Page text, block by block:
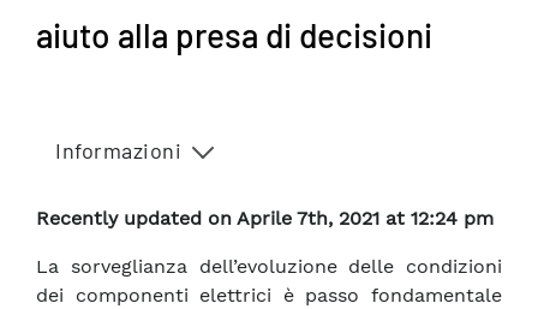
aiuto alla presa di decisioni
Informazioni
Recently updated on Aprile 7th, 2021 at 12:24 pm
La sorveglianza dell’evoluzione delle condizioni
dei componenti elettrici è passo fondamentale